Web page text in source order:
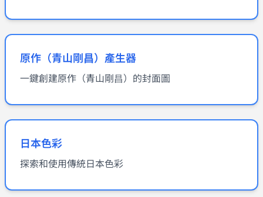
原作（青山剛昌）產生器
一鍵創建原作（青山剛昌）的封面圖
日本色彩
探索和使用傳統日本色彩